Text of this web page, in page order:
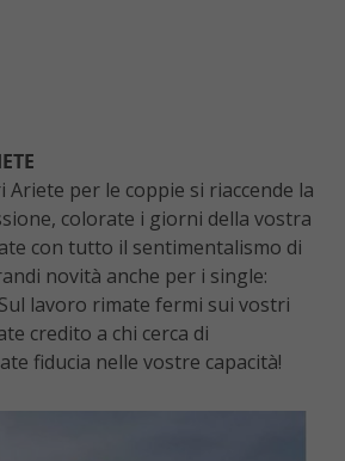
Ariete per le coppie si riaccende la
colorate i giorni della vostra
con tutto il sentimentalismo di
novità anche per i single:
lavoro rimate fermi sui vostri
credito a chi cerca di
fiducia nelle vostre capacità!